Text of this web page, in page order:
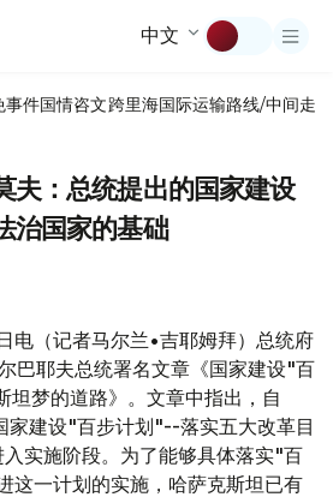
中文
事件国情咨文跨里海国际运输路线/中间走廊
夫：总统提出的国家建设
治国家的基础
电（记者马尔兰•吉耶姆拜）总统府
巴耶夫总统署名文章《国家建设"百
梦的道路》。文章中指出，自
家建设"百步计划"--落实五大改革目
实施阶段。为了能够具体落实"百
这一计划的实施，哈萨克斯坦已有